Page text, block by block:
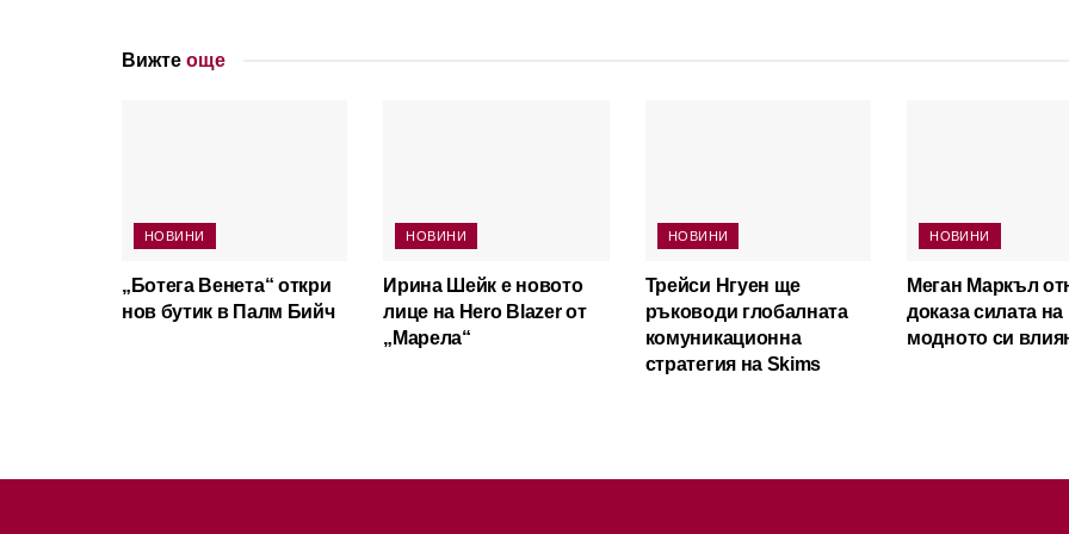
Вижте още
НОВИНИ
„Ботега Венета“ откри
нов бутик в Палм Бийч
НОВИНИ
Ирина Шейк е новото
лице на Hero Blazer от
„Марела“
НОВИНИ
Трейси Нгуен ще
ръководи глобалната
комуникационна
стратегия на Skims
НОВИНИ
Меган Маркъл
доказа силата на
модното си